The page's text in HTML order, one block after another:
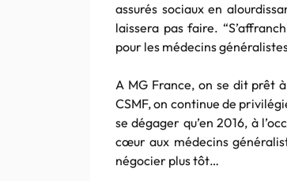
assurés sociaux en
laissera pas faire.
pour les médecins
A MG France, on se dit prêt
CSMF, on continue de
se dégager qu’en 2016, à
cœur aux médecins
négocier plus tôt…